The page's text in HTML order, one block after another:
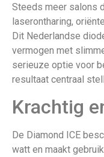
Steeds meer salons
laserontharing,
Dit Nederlandse
vermogen met
serieuze optie voor
resultaat centraal
Krachtig
De Diamond ICE
watt en maakt